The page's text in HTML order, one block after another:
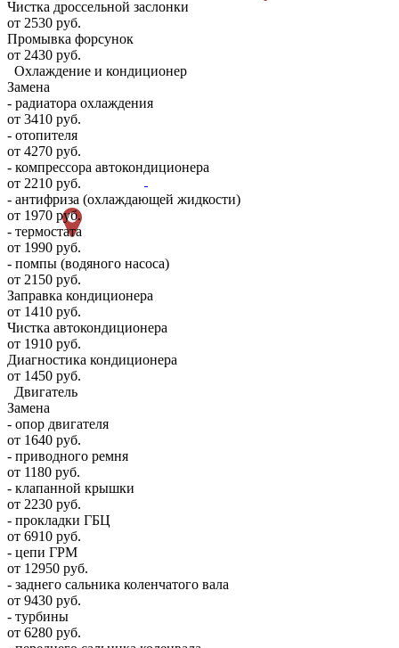
Чистка дроссельной заслонки
от 2530 руб.
Промывка форсунок
от 2430 руб.
Охлаждение и кондиционер
Замена
- радиатора охлаждения
от 3410 руб.
- отопителя
от 4270 руб.
- компрессора автокондиционера
от 2210 руб.
- антифриза (охлаждающей жидкости)
от 1970 руб.
- термостата
от 1990 руб.
- помпы (водяного насоса)
от 2150 руб.
Заправка кондиционера
от 1410 руб.
Чистка автокондиционера
от 1910 руб.
Диагностика кондиционера
от 1450 руб.
Двигатель
Замена
- опор двигателя
от 1640 руб.
- приводного ремня
от 1180 руб.
- клапанной крышки
от 2230 руб.
- прокладки ГБЦ
от 6910 руб.
- цепи ГРМ
от 12950 руб.
- заднего сальника коленчатого вала
от 9430 руб.
- турбины
от 6280 руб.